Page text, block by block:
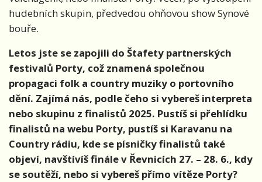
hudebních skupin, předvedou ohňovou show Synové
bouře.
Letos jste se zapojili do Štafety partnerských
festivalů Porty, což znamená společnou
propagaci folk a country muziky o portovního
dění. Zajímá nás, podle čeho si vybereš interpreta
nebo skupinu z finalistů 2025. Pustíš si přehlídku
finalistů na webu Porty, pustíš si Karavanu na
Country rádiu, kde se písničky finalistů také
objeví, navštívíš finále v Řevnicích 27. – 28. 6., kdy
se soutěží, nebo si vybereš přímo vítěze Porty?